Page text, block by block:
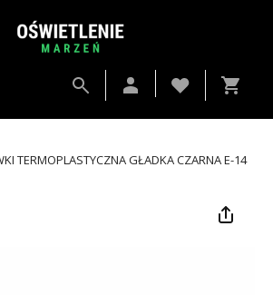
TERMOPLASTYCZNA GŁADKA CZARNA E-14